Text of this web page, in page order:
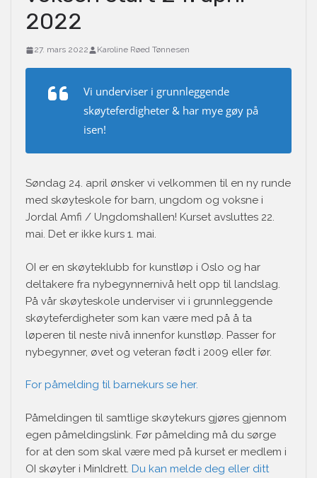
2022
27. mars 2022 Karoline Røed Tønnesen
Vi underviser i grunnleggende
skøyteferdigheter & har mye gøy på
isen!
Søndag 24. april ønsker vi velkommen til en ny runde
med skøyteskole for barn, ungdom og voksne i
Jordal Amfi / Ungdomshallen! Kurset avsluttes 22.
mai. Det er ikke kurs 1. mai.
OI er en skøyteklubb for kunstløp i Oslo og har
deltakere fra nybegynnernivå helt opp til landslag.
På vår skøyteskole underviser vi i grunnleggende
skøyteferdigheter som kan være med på å ta
løperen til neste nivå innenfor kunstløp. Passer for
nybegynner, øvet og veteran født i 2009 eller før.
For påmelding til barnekurs se her.
Påmeldingen til samtlige skøytekurs gjøres gjennom
egen påmeldingslink. Før påmelding må du sørge
for at den som skal være med på kurset er medlem i
OI skøyter i MinIdrett. Du kan melde deg eller ditt